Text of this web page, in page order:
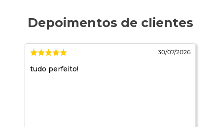
30/07/2026
tudo perfeito!